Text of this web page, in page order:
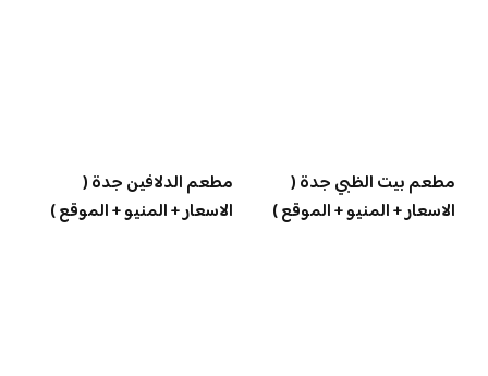
مطعم بيت الظبي جدة (
الاسعار + المنيو + الموقع )
مطعم الدلافين جدة (
الاسعار + المنيو + الموقع )